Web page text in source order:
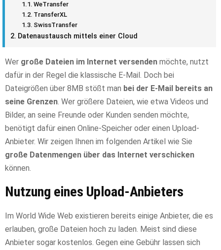
WeTransfer
TransferXL
SwissTransfer
Datenaustausch mittels einer Cloud
Wer große Dateien im Internet versenden möchte, nutzt
dafür in der Regel die klassische E-Mail. Doch bei
Dateigrößen über 8MB stößt man bei der E-Mail bereits an
seine Grenzen . Wer größere Dateien, wie etwa Videos und
Bilder, an seine Freunde oder Kunden senden möchte,
benötigt dafür einen Online-Speicher oder einen Upload-
Anbieter. Wir zeigen Ihnen im folgenden Artikel wie Sie
große Datenmengen über das Internet verschicken
können.
Nutzung eines Upload-Anbieters
Im World Wide Web existieren bereits einige Anbieter, die es
erlauben, große Dateien hoch zu laden. Meist sind diese
Anbieter sogar kostenlos. Gegen eine Gebühr lassen sich